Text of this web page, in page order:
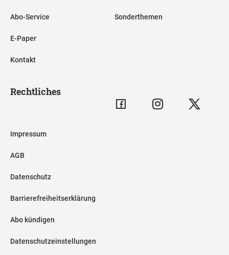
Abo-Service
E-Paper
Kontakt
Sonderthemen
Rechtliches
Impressum
AGB
Datenschutz
Barrierefreiheitserklärung
Abo kündigen
Datenschutzeinstellungen